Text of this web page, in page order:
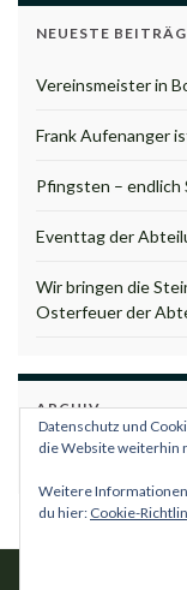
NEUESTE
Vereinsmeister in
Frank Aufenanger
Pfingsten –
Eventtag der
Wir bringen die
Osterfeuer der
ARCHIV
Archiv
Datenschutz und
die Website weiterhin
Weitere
du hier: Cookie-